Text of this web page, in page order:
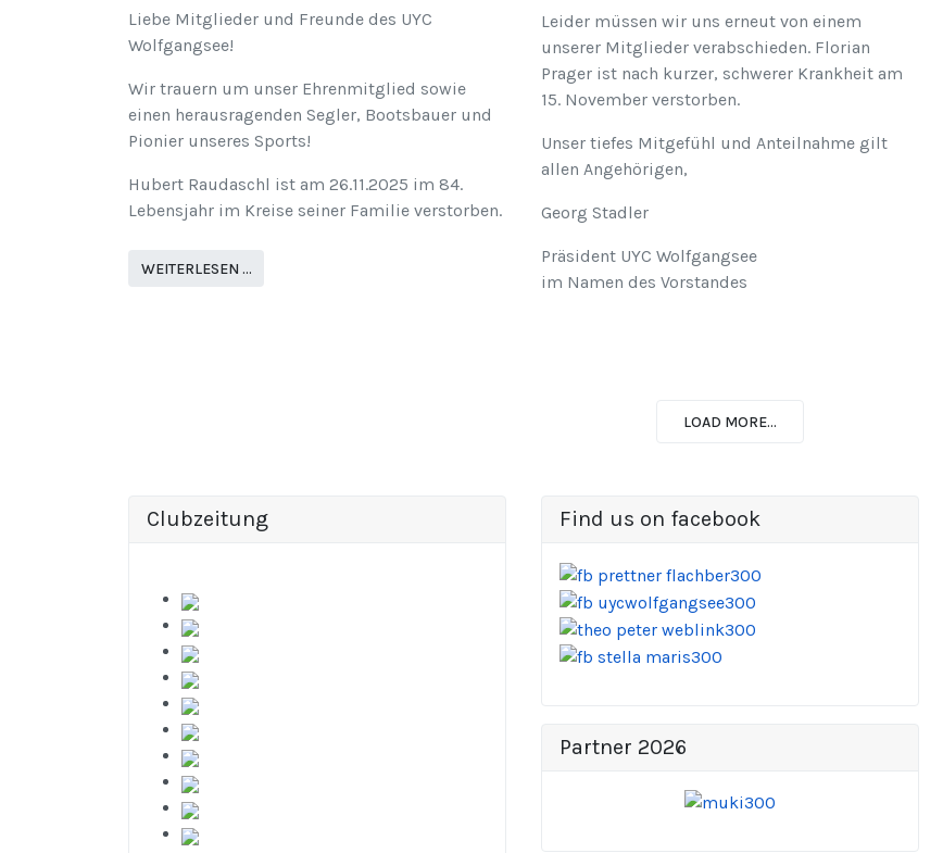
Liebe Mitglieder und Freunde des UYC
Wolfgangsee!
Wir trauern um unser Ehrenmitglied sowie
einen herausragenden Segler, Bootsbauer und
Pionier unseres Sports!
Hubert Raudaschl ist am 26.11.2025 im 84.
Lebensjahr im Kreise seiner Familie verstorben.
WEITERLESEN …
Leider müssen wir uns erneut von einem
unserer Mitglieder verabschieden. Florian
Prager ist nach kurzer, schwerer Krankheit am
15. November verstorben.
Unser tiefes Mitgefühl und Anteilnahme gilt
allen Angehörigen,
Georg Stadler
Präsident UYC Wolfgangsee
im Namen des Vorstandes
LOAD MORE...
Clubzeitung Find us on facebook
Partner 2026